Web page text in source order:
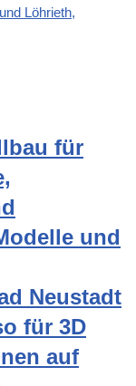
Löhrieth,
für
und
Neustadt
für 3D
auf